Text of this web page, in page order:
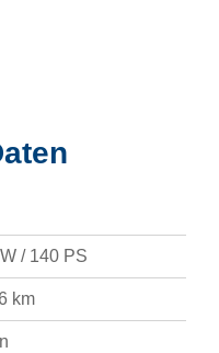
/ 140 PS
km